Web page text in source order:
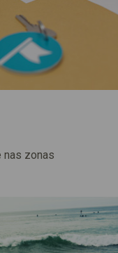
nas zonas